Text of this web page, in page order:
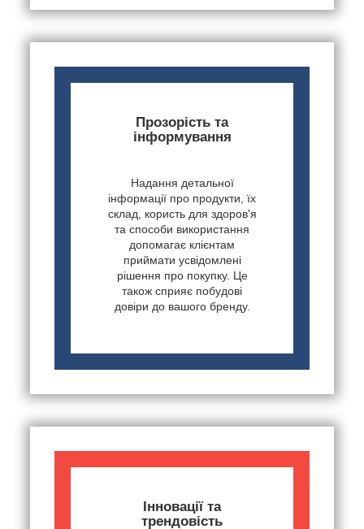
Прозорість та
інформування
Надання детальної
інформації про продукти, їх
склад, користь для здоров'я
та способи використання
допомагає клієнтам
приймати усвідомлені
рішення про покупку. Це
також сприяє побудові
довіри до вашого бренду.
Інновації та
трендовість